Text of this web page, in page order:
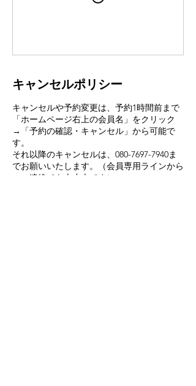
キャンセルポリシー
キャンセルや予約変更は、予約1時間前まで
「ホームページ右上の会員名」をクリック
→「予約の確認・キャンセル」から可能で
す。
それ以降のキャンセルは、080-7697-7940ま
でお願いいたします。（会員専用ラインから
のご連絡でも大丈夫です）